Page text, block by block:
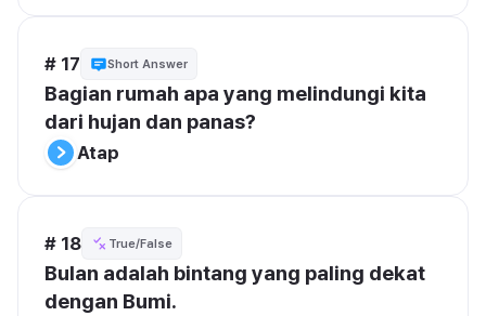
# 17 Short Answer
Bagian rumah apa yang melindungi kita
dari hujan dan panas?
Atap
# 18 True/False
Bulan adalah bintang yang paling dekat
dengan Bumi.